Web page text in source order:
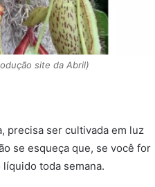
site da Abril)
precisa ser cultivada em luz
se esqueça que, se você for
toda semana.